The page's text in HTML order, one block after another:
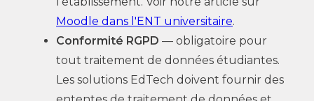
Moodle dans l'ENT universitaire.
Conformité RGPD — obligatoire pour
tout traitement de données étudiantes.
Les solutions EdTech doivent fournir des